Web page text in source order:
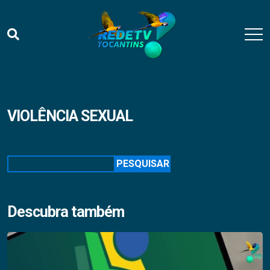
VIOLÊNCIA SEXUAL
PESQUISAR
Descubra também